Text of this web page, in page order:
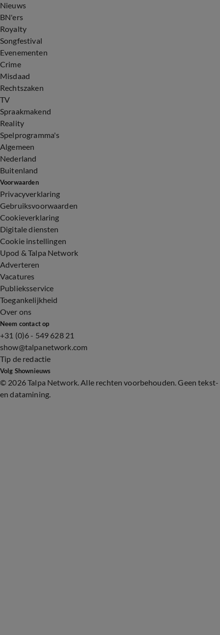
Nieuws
BN'ers
Royalty
Songfestival
Evenementen
Crime
Misdaad
Rechtszaken
TV
Spraakmakend
Reality
Spelprogramma's
Algemeen
Nederland
Buitenland
Voorwaarden
Privacyverklaring
Gebruiksvoorwaarden
Cookieverklaring
Digitale diensten
Cookie instellingen
Upod & Talpa Network
Adverteren
Vacatures
Publieksservice
Toegankelijkheid
Over ons
Neem contact op
+31 (0)6 - 549 628 21
show@talpanetwork.com
Tip de redactie
Volg Shownieuws
© 2026 Talpa Network. Alle rechten voorbehouden. Geen tekst-
en datamining.